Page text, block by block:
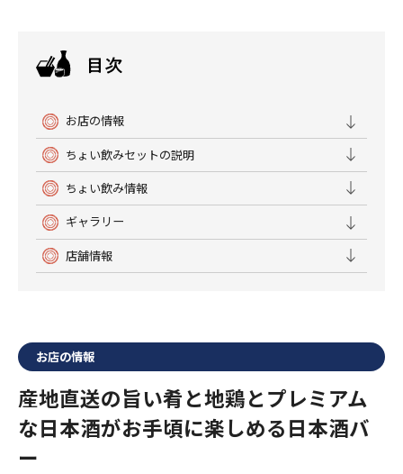
お店の情報
ちょい飲みセットの説明
ちょい飲み情報
ギャラリー
店舗情報
お店の情報
産地直送の旨い肴と地鶏とプレミアム
な日本酒がお手頃に楽しめる日本酒バ
ー